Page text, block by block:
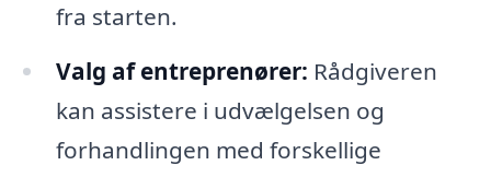
fra starten.
Valg af entreprenører: Rådgiveren
kan assistere i udvælgelsen og
forhandlingen med forskellige